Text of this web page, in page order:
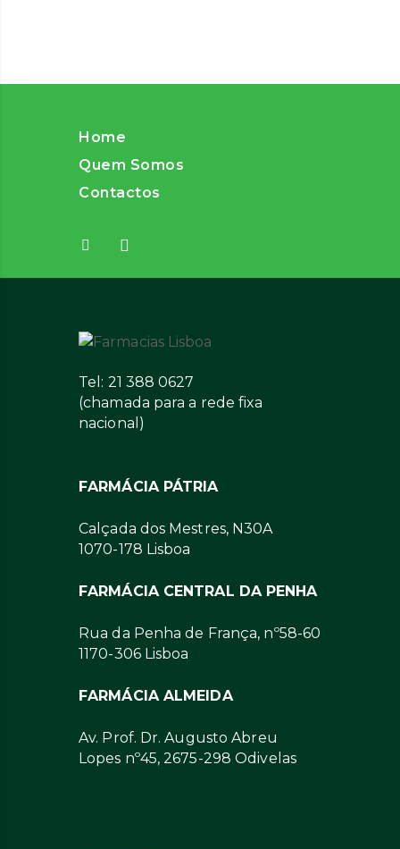
Home
Quem Somos
Contactos
Tel: 21 388 0627
(chamada para a rede fixa
nacional)
FARMÁCIA PÁTRIA
Calçada dos Mestres, N30A
1070-178 Lisboa
FARMÁCIA CENTRAL DA PENHA
Rua da Penha de França, nº58-60
1170-306 Lisboa
FARMÁCIA ALMEIDA
Av. Prof. Dr. Augusto Abreu
Lopes nº45, 2675-298 Odivelas